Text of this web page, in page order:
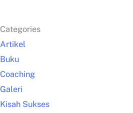
Categories
Artikel
Buku
Coaching
Galeri
Kisah Sukses